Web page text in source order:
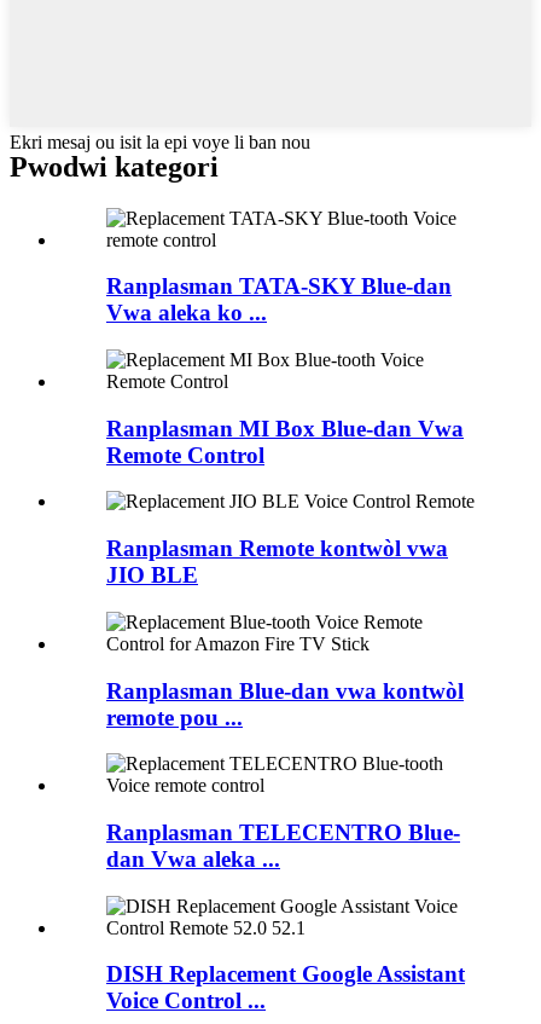
Ekri mesaj ou isit la epi voye li ban nou
Pwodwi kategori
Ranplasman TATA-SKY Blue-dan
Vwa aleka ko ...
Ranplasman MI Box Blue-dan Vwa
Remote Control
Ranplasman Remote kontwòl vwa
JIO BLE
Ranplasman Blue-dan vwa kontwòl
remote pou ...
Ranplasman TELECENTRO Blue-
dan Vwa aleka ...
DISH Replacement Google Assistant
Voice Control ...